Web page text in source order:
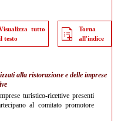
tutto
testo
Torna
all'indice
alla ristorazione e delle imprese
turistico-ricettive presenti
al comitato promotore